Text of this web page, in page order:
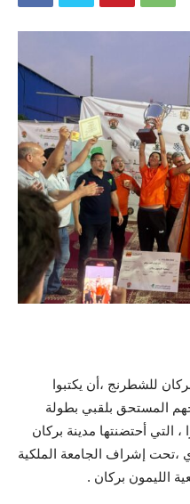
للشطرنج ،أن يكتبوا
المستحق بلقبي بطولة
، التي أحتضنتها مدينة بركان
6 يوليوز الجاري ،تحت إشراف الجامعة الملكية
الليمون بركان .